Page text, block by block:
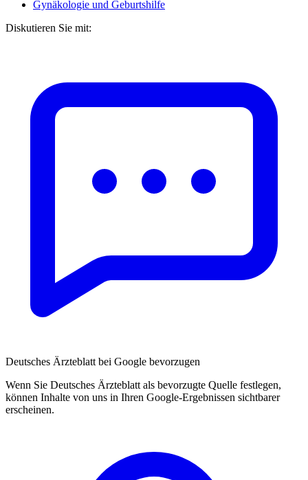
Gynäkologie und Geburtshilfe
Diskutieren Sie mit:
Deutsches Ärzteblatt bei Google bevorzugen
Wenn Sie Deutsches Ärzteblatt als bevorzugte Quelle festlegen,
können Inhalte von uns in Ihren Google-Ergebnissen sichtbarer
erscheinen.